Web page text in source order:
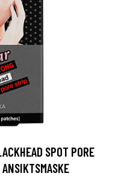
SPOT PORE